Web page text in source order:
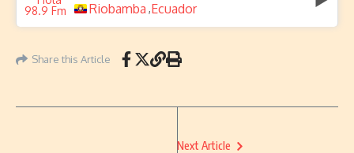
Riobamba ,Ecuador
Share this Article
Next Article